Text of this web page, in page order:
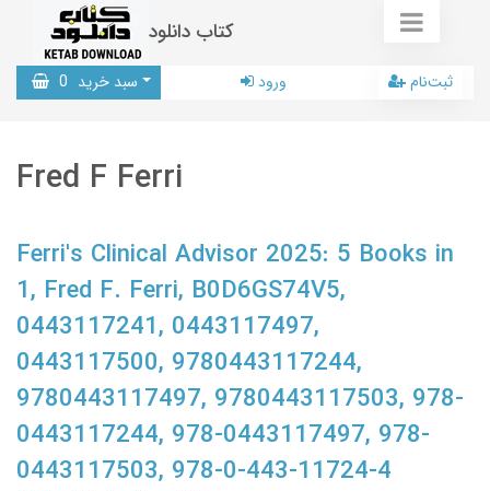
کتاب دانلود
سبد خرید 0 ورود ثبت‌نام
Fred F Ferri
Ferri's Clinical Advisor 2025: 5 Books in
1, Fred F. Ferri, B0D6GS74V5,
0443117241, 0443117497,
0443117500, 9780443117244,
9780443117497, 9780443117503, 978-
0443117244, 978-0443117497, 978-
0443117503, 978-0-443-11724-4